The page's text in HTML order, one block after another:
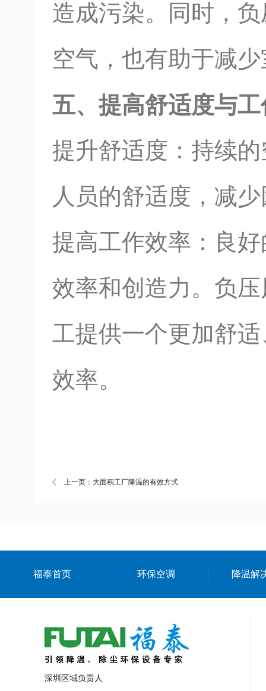
造成污染。同时，
空气，也有助于减
五、提高舒适度与
提升舒适度：持续
人员的舒适度，减
提高工作效率：良
效率和创造力。负
工提供一个更加舒
效率。
上一页：大面积工厂降温的有效方式
福泰首页 环保空调 降温解
深圳区域负责人